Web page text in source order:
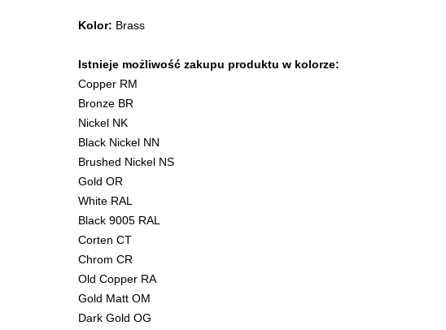
Kolor: Brass
Istnieje możliwość zakupu produktu w kolorze:
Copper RM
Bronze BR
Nickel NK
Black Nickel NN
Brushed Nickel NS
Gold OR
White RAL
Black 9005 RAL
Corten CT
Chrom CR
Old Copper RA
Gold Matt OM
Dark Gold OG